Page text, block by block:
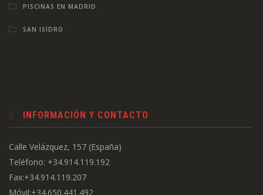
PISCINAS EN MADRID
SAN ISIDRO
INFORMACIÓN Y CONTACTO
Calle Velázquez, 157 (España)
Teléfono: +34.914.119.192
Fax:+34.914.119.207
Móvil:+34.650.441.492